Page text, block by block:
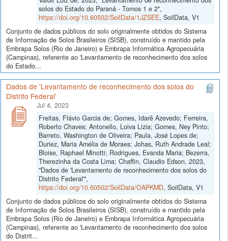
solos do Estado do Paraná - Tomos 1 e 2",
https://doi.org/10.60502/SoilData/1JZSEE, SoilData, V1
Conjunto de dados públicos do solo originalmente obtidos do Sistema
de Informação de Solos Brasileiros (SISB), construído e mantido pela
Embrapa Solos (Rio de Janeiro) e Embrapa Informática Agropecuária
(Campinas), referente ao 'Levantamento de reconhecimento dos solos
do Estado...
Dados de 'Levantamento de reconhecimento dos solos do
Distrito Federal'
Jul 4, 2023
Freitas, Flávio Garcia de; Gomes, Idarê Azevedo; Ferreira,
Roberto Chaves; Antonello, Loiva Lizia; Gomes, Ney Pinto;
Barreto, Washington de Oliveira; Paula, José Lopes de;
Duriez, Maria Amélia de Moraes; Johas, Ruth Andrade Leal;
Bloise, Raphael Minotti; Rodrigues, Evanda Maria; Bezerra,
Therezinha da Costa Lima; Chaffin, Claudio Edson, 2023,
"Dados de 'Levantamento de reconhecimento dos solos do
Distrito Federal'",
https://doi.org/10.60502/SoilData/OAPKMD, SoilData, V1
Conjunto de dados públicos do solo originalmente obtidos do Sistema
de Informação de Solos Brasileiros (SISB), construído e mantido pela
Embrapa Solos (Rio de Janeiro) e Embrapa Informática Agropecuária
(Campinas), referente ao 'Levantamento de reconhecimento dos solos
do Distrit...